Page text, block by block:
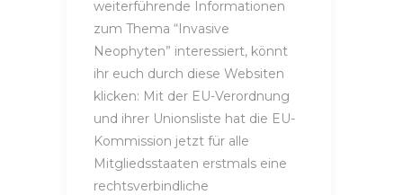
weiterführende Informationen
zum Thema “Invasive
Neophyten” interessiert, könnt
ihr euch durch diese Websiten
klicken: Mit der EU-Verordnung
und ihrer Unionsliste hat die EU-
Kommission jetzt für alle
Mitgliedsstaaten erstmals eine
rechtsverbindliche